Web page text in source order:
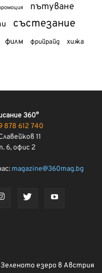
пътуване
състезание
филм фрийрайд хижа
360°
878 612 740
11
6, офис 2
magazine@360mag.bg
езеро в Австрия